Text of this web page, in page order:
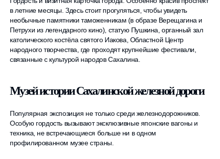
в летние месяцы. Здесь стоит прогуляться, чтобы увидеть
необычные памятники таможенникам (в образе Верещагина и
Петрухи из легендарного кино), статую Пушкина, органный зал
католического костёла святого Иакова, Областной Центр
народного творчества, где проходят крупнейшие фестивали,
связанные с культурой народов Сахалина.
Музей истории Сахалинской железной дороги
Популярная экспозиция не только среди железнодорожников.
Особую гордость вызывают эксклюзивные японские вагоны и
техника, не встречающиеся больше ни в одном
профилированном музее страны.